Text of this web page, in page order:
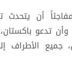
أن يتحدث
وأن تدعو
الأطراف